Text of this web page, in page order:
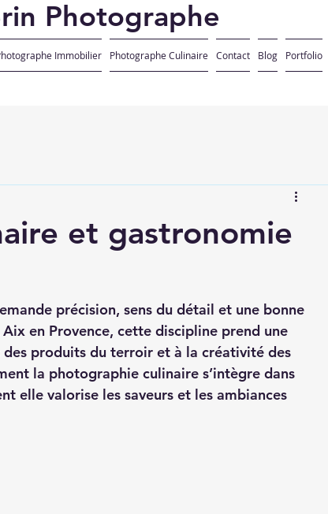
Photographe
Immobilier Photographe Culinaire Contact Blog Portfolio
et gastronomie
précision, sens du détail et une bonne
en Provence, cette discipline prend une
produits du terroir et à la créativité des
la photographie culinaire s’intègre dans
elle valorise les saveurs et les ambiances